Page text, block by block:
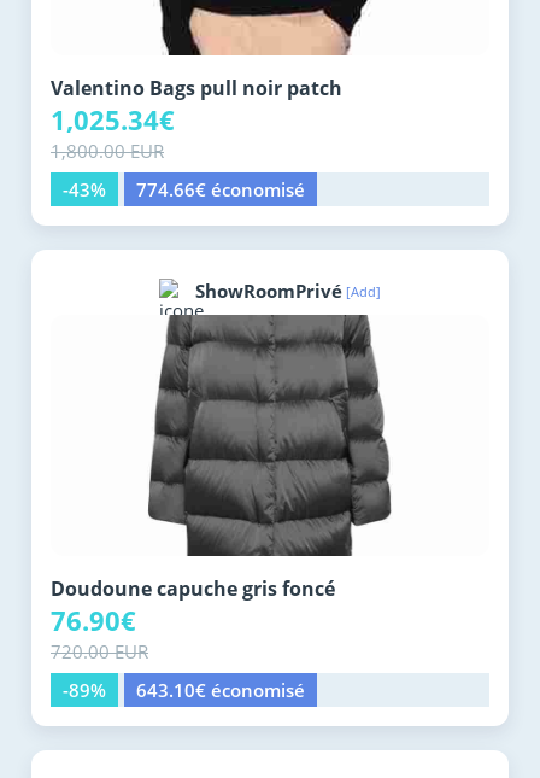
Valentino Bags pull noir patch
1,025.34€
1,800.00 EUR
-43%
774.66€ économisé
ShowRoomPrivé [Add]
Doudoune capuche gris foncé
76.90€
720.00 EUR
-89%
643.10€ économisé